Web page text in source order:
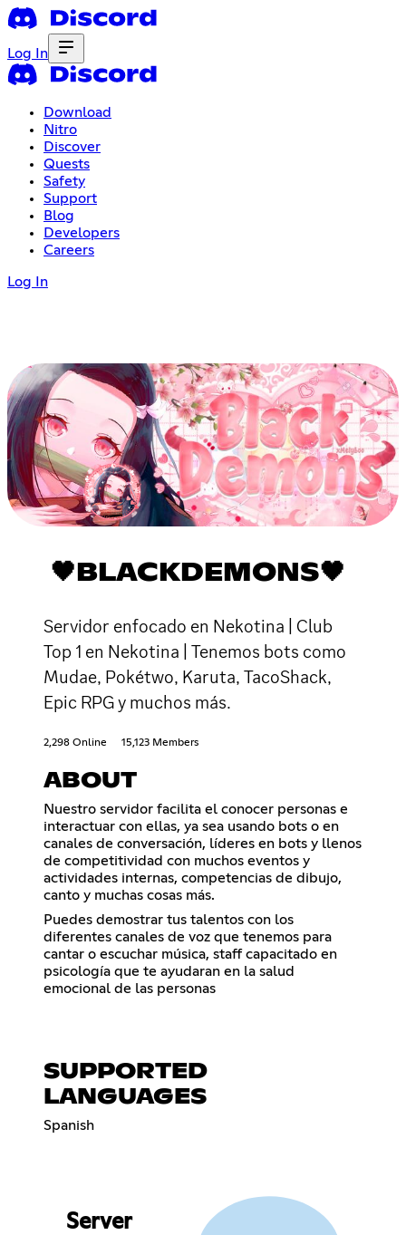
Log In
Download
Nitro
Discover
Quests
Safety
Support
Blog
Developers
Careers
Log In
🖤BLACKDEMONS🖤
Servidor enfocado en Nekotina | Club
Top 1 en Nekotina | Tenemos bots como
Mudae, Pokétwo, Karuta, TacoShack,
Epic RPG y muchos más.
2,298 Online 15,123 Members
ABOUT
Nuestro servidor facilita el conocer personas e
interactuar con ellas, ya sea usando bots o en
canales de conversación, líderes en bots y llenos
de competitividad con muchos eventos y
actividades internas, competencias de dibujo,
canto y muchas cosas más.
Puedes demostrar tus talentos con los
diferentes canales de voz que tenemos para
cantar o escuchar música, staff capacitado en
psicología que te ayudaran en la salud
emocional de las personas
SUPPORTED
LANGUAGES
Spanish
Server